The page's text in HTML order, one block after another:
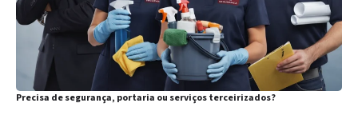
Precisa de segurança, portaria ou serviços terceirizados?